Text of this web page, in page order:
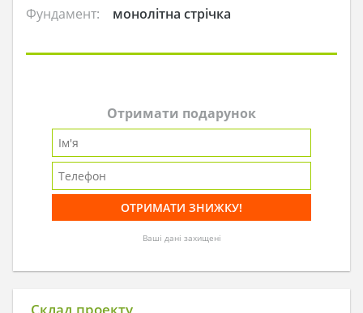
Фундамент:
монолітна стрічка
Отримати подарунок
Ваші дані захищені
Склад проекту